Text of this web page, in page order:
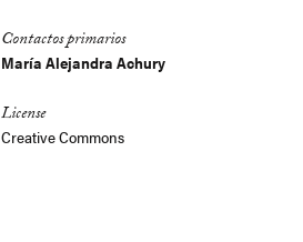
Contactos primarios
María Alejandra Achury
License
Creative Commons